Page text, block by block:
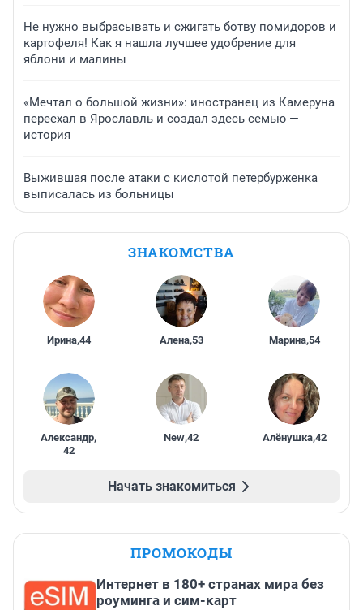
Не нужно выбрасывать и сжигать ботву помидоров и
картофеля! Как я нашла лучшее удобрение для
яблони и малины
«Мечтал о большой жизни»: иностранец из Камеруна
переехал в Ярославль и создал здесь семью —
история
Выжившая после атаки с кислотой петербурженка
выписалась из больницы
ЗНАКОМСТВА
Ирина,44 Алена,53 Марина,54
Александр,
42
New,42 Алёнушка,42
Начать знакомиться
ПРОМОКОДЫ
Интернет в 180+ странах мира без
роуминга и сим-карт